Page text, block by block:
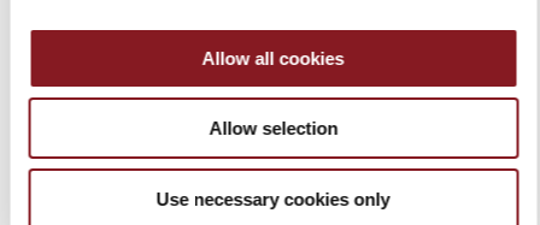
Allow all cookies
Allow selection
Use necessary cookies only
Aggiungi al Carrello Aggiungi al Carrello